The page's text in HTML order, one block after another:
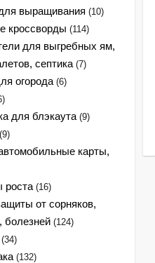
выращивания (10)
кроссворды (114)
для выгребных ям,
септика (7)
огорода (6)
для блэкаута (9)
(9)
карты,
роста (16)
от сорняков,
болезней (124)
(34)
(132)